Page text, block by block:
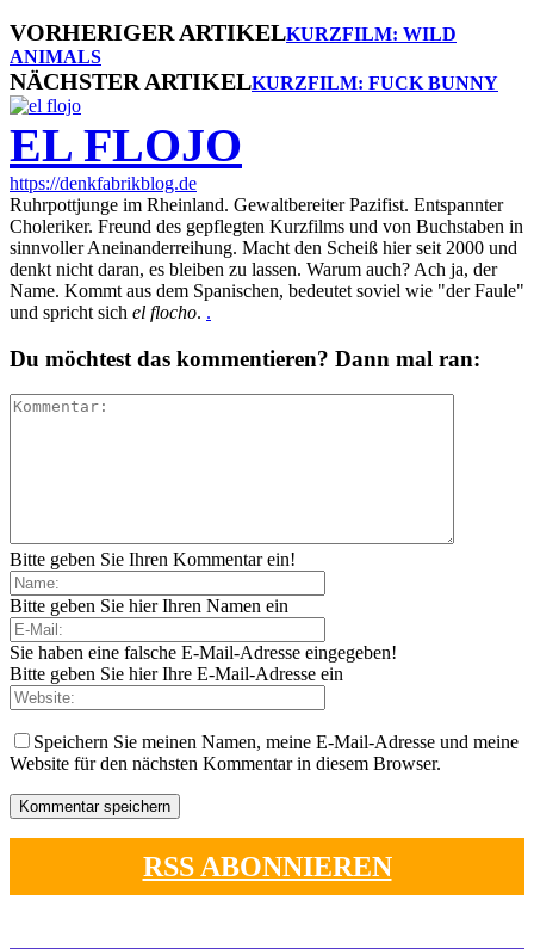
VORHERIGER ARTIKELKURZFILM: WILD
ANIMALS
NÄCHSTER ARTIKELKURZFILM: FUCK BUNNY
EL FLOJO
https://denkfabrikblog.de
Ruhrpottjunge im Rheinland. Gewaltbereiter Pazifist. Entspannter
Choleriker. Freund des gepflegten Kurzfilms und von Buchstaben in
sinnvoller Aneinanderreihung. Macht den Scheiß hier seit 2000 und
denkt nicht daran, es bleiben zu lassen. Warum auch? Ach ja, der
Name. Kommt aus dem Spanischen, bedeutet soviel wie "der Faule"
und spricht sich el flocho. .
Du möchtest das kommentieren? Dann mal ran:
Bitte geben Sie Ihren Kommentar ein!
Bitte geben Sie hier Ihren Namen ein
Sie haben eine falsche E-Mail-Adresse eingegeben!
Bitte geben Sie hier Ihre E-Mail-Adresse ein
Speichern Sie meinen Namen, meine E-Mail-Adresse und meine
Website für den nächsten Kommentar in diesem Browser.
RSS ABONNIEREN